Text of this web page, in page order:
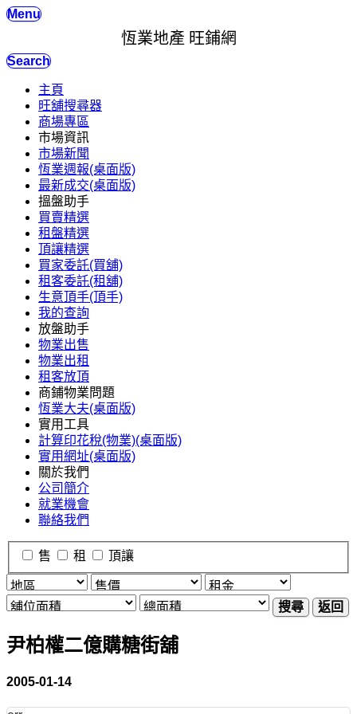
Menu
恆業地產 旺鋪網
Search
主頁
旺舖搜尋器
商場專區
市場資訊
市場新聞
恆業週報(桌面版)
最新成交(桌面版)
搵盤助手
買賣精選
租盤精選
頂讓精選
買家委託(買舖)
租客委託(租舖)
生意頂手(頂手)
我的查詢
放盤助手
物業出售
物業出租
租客放頂
商鋪物業問題
恆業大夫(桌面版)
實用工具
計算印花稅(物業)(桌面版)
實用網址(桌面版)
關於我們
公司簡介
就業機會
聯絡我們
售 租 頂讓
搜尋 返回
尹柏權二億購糖街舖
2005-01-14